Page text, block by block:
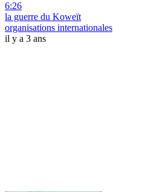
6:26
la guerre du Koweït
organisations internationales
il y a 3 ans